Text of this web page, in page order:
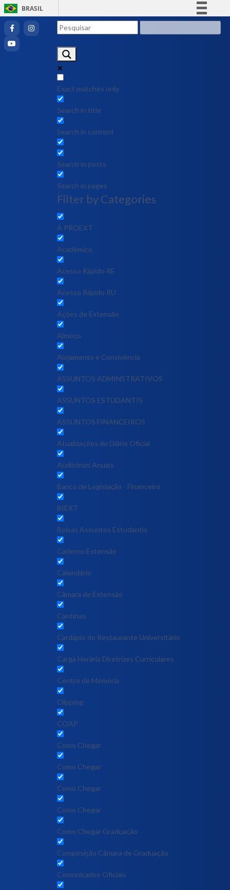
BRASIL
Exact matches only
Search in title
Search in content
Search in posts
Search in pages
Filter by Categories
A PROEXT
Acadêmico
Acesso Rápido RE
Acesso Rápido RU
Ações de Extensão
Almoço
Alojamento e Convivência
ASSUNTOS ADMINSTRATIVOS
ASSUNTOS ESTUDANTIS
ASSUNTOS FINANCEIROS
Atualizações do Diário Oficial
Auditórias Anuais
Banco de Legislação - Financeiro
BIEXT
Bolsas Assuntos Estudantis
Caderno Extensão
Calendário
Câmara de Extensão
Cantinas
Cardápio do Restaurante Universitário
Carga Horária Diretrizes Curriculares
Centro de Memória
Clipping
COAP
Como Chegar
Como Chegar
Como Chegar
Como Chegar
Como Chegar Graduação
Composição Câmara de Graduação
Comunicados Oficiais